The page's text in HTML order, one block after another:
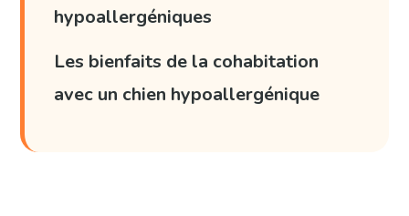
hypoallergéniques
Les bienfaits de la cohabitation
avec un chien hypoallergénique